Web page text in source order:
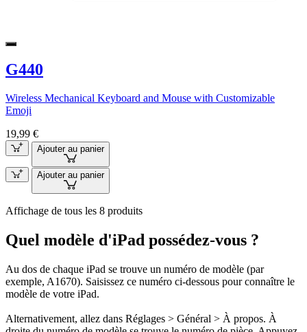
G440
Wireless Mechanical Keyboard and Mouse with Customizable
Emoji
19,99 €
Ajouter au panier
Ajouter au panier
Affichage de tous les 8 produits
Quel modèle d'iPad possédez-vous ?
Au dos de chaque iPad se trouve un numéro de modèle (par
exemple, A1670). Saisissez ce numéro ci-dessous pour connaître le
modèle de votre iPad.
Alternativement, allez dans Réglages > Général > À propos. À